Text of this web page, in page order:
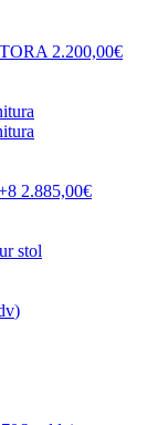
2.200,00€
2.885,00€
)